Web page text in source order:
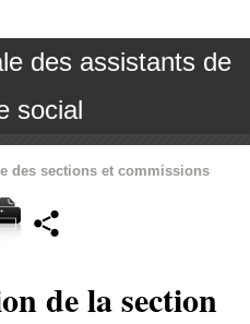
des assistants de
social
des sections et commissions
de la section